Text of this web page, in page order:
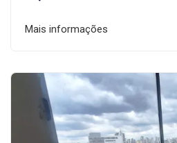
Mais informações